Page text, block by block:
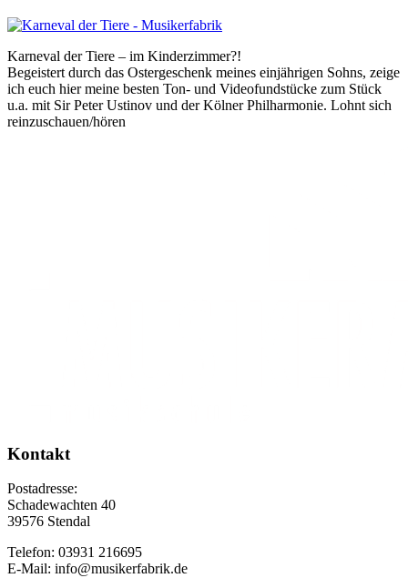
Karneval der Tiere – im Kinderzimmer?!
Begeistert durch das Ostergeschenk meines einjährigen Sohns, zeige
ich euch hier meine besten Ton- und Videofundstücke zum Stück
u.a. mit Sir Peter Ustinov und der Kölner Philharmonie. Lohnt sich
reinzuschauen/hören
Kontakt
Postadresse:
Schadewachten 40
39576 Stendal
Telefon: 03931 216695
E-Mail: info@musikerfabrik.de